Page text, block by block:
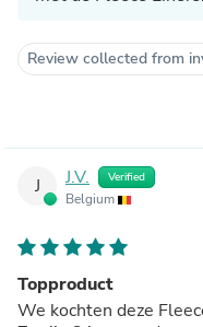
Review collected from
J J.V. Verified
Belgium
Topproduct
We kochten deze